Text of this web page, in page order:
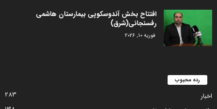
افتتاح بخش آندوسکوپی بیمارستان هاشمی
رفسنجانی(شرق)
فوریه 10, 2026
رده محبوب
اخبار
283